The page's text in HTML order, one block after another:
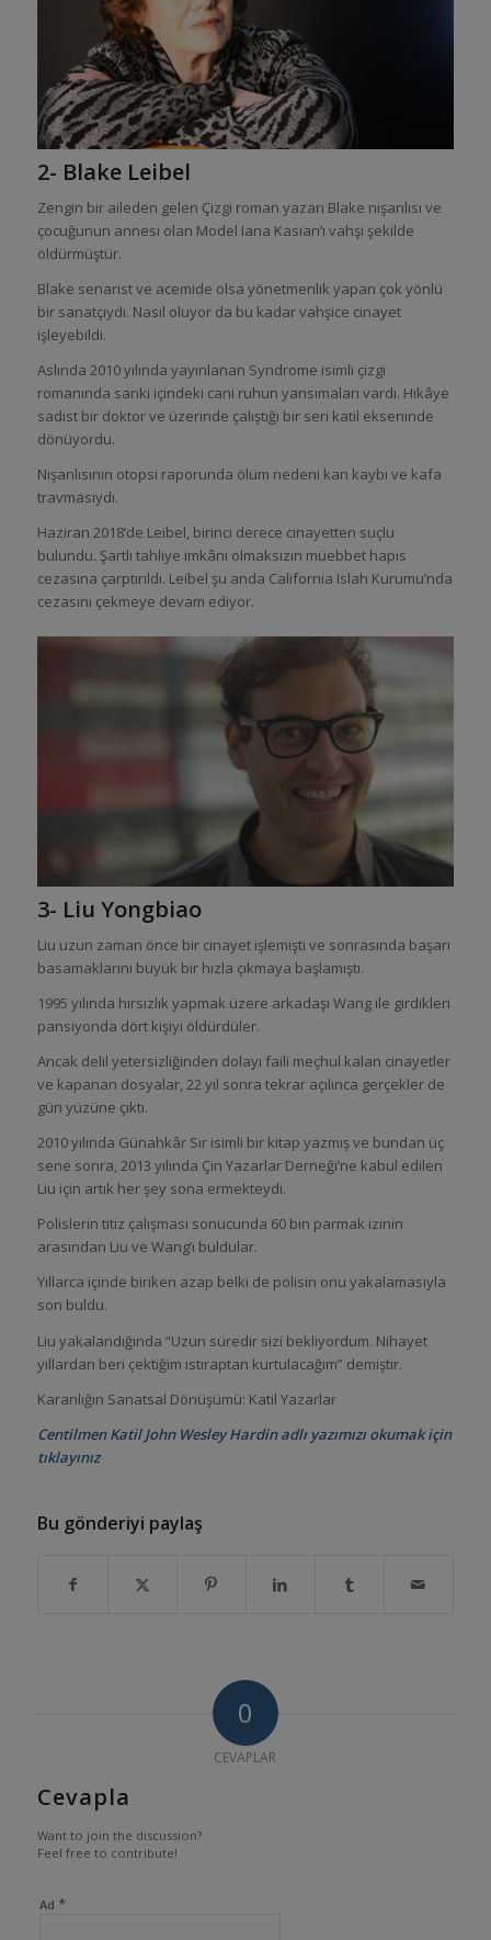
2- Blake Leibel
Zengin bir aileden gelen Çizgi roman yazarı Blake nişanlısı ve
çocuğunun annesi olan Model Iana Kasian’ı vahşi şekilde
öldürmüştür.
Blake senarist ve acemide olsa yönetmenlik yapan çok yönlü
bir sanatçıydı. Nasıl oluyor da bu kadar vahşice cinayet
işleyebildi.
Aslında 2010 yılında yayınlanan Syndrome isimli çizgi
romanında sanki içindeki cani ruhun yansımaları vardı. Hikâye
sadist bir doktor ve üzerinde çalıştığı bir seri katil ekseninde
dönüyordu.
Nişanlısının otopsi raporunda ölüm nedeni kan kaybı ve kafa
travmasıydı.
Haziran 2018’de Leibel, birinci derece cinayetten suçlu
bulundu. Şartlı tahliye imkânı olmaksızın müebbet hapis
cezasına çarptırıldı. Leibel şu anda California Islah Kurumu’nda
cezasını çekmeye devam ediyor.
3- Liu Yongbiao
Liu uzun zaman önce bir cinayet işlemişti ve sonrasında başarı
basamaklarını büyük bir hızla çıkmaya başlamıştı.
1995 yılında hırsızlık yapmak üzere arkadaşı Wang ile girdikleri
pansiyonda dört kişiyi öldürdüler.
Ancak delil yetersizliğinden dolayı faili meçhul kalan cinayetler
ve kapanan dosyalar, 22 yıl sonra tekrar açılınca gerçekler de
gün yüzüne çıktı.
2010 yılında Günahkâr Sır isimli bir kitap yazmış ve bundan üç
sene sonra, 2013 yılında Çin Yazarlar Derneği’ne kabul edilen
Liu için artık her şey sona ermekteydi.
Polislerin titiz çalışması sonucunda 60 bin parmak izinin
arasından Liu ve Wang’ı buldular.
Yıllarca içinde biriken azap belki de polisin onu yakalamasıyla
son buldu.
Liu yakalandığında “Uzun süredir sizi bekliyordum. Nihayet
yıllardan beri çektiğim ıstıraptan kurtulacağım” demiştir.
Karanlığın Sanatsal Dönüşümü: Katil Yazarlar
Centilmen Katil John Wesley Hardin adlı yazımızı okumak için
tıklayınız
Bu gönderiyi paylaş
0
CEVAPLAR
Cevapla
Want to join the discussion?
Feel free to contribute!
Ad *